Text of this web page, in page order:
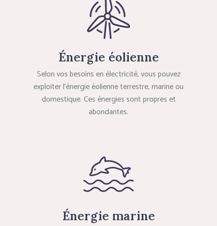
Énergie éolienne
Selon vos besoins en électricité, vous pouvez
exploiter l’énergie éolienne terrestre, marine ou
domestique. Ces énergies sont propres et
abondantes.
Énergie marine